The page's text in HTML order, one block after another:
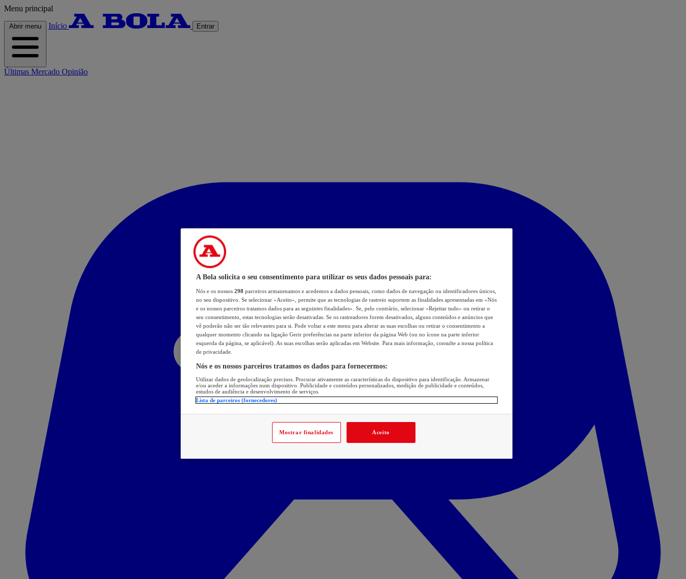
Menu principal
Abrir menu Início Entrar
Últimas Mercado Opinião
A Bola solicita o seu consentimento para utilizar os seus dados pessoais para:
Nós e os nossos 298 parceiros armazenamos e acedemos a dados pessoais, como dados de navegação ou identificadores únicos,
no seu dispositivo. Se selecionar «Aceito», permite que as tecnologias de rastreio suportem as finalidades apresentadas em «Nós
e os nossos parceiros tratamos dados para as seguintes finalidades». Se, pelo contrário, selecionar «Rejeitar tudo» ou retirar o
seu consentimento, estas tecnologias serão desativadas. Se os rastreadores forem desativados, alguns conteúdos e anúncios que
vê poderão não ser tão relevantes para si. Pode voltar a este menu para alterar as suas escolhas ou retirar o consentimento a
qualquer momento clicando na ligação Gerir preferências na parte inferior da página Web (ou no ícone na parte inferior
esquerda da página, se aplicável). As suas escolhas serão aplicadas em Website. Para mais informação, consulte a nossa política
de privacidade.
Nós e os nossos parceiros tratamos os dados para fornecermos:
Utilizar dados de geolocalização precisos. Procurar ativamente as características do dispositivo para identificação. Armazenar
e/ou aceder a informações num dispositivo. Publicidade e conteúdos personalizados, medição de publicidade e conteúdos,
estudos de audiência e desenvolvimento de serviços.
Lista de parceiros (fornecedores)
Mostrar finalidades Aceito